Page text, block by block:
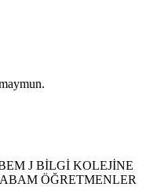
J BİLGİ KOLEJİNE
ÖĞRETMENLER